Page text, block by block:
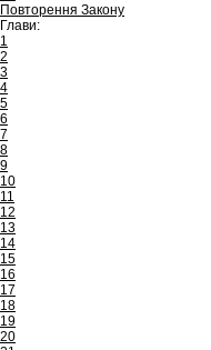
Повторення Закону
Глави:
1
2
3
4
5
6
7
8
9
10
11
12
13
14
15
16
17
18
19
20